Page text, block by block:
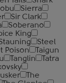
Sierra
Sir Clark
Soberano
King
Steel
Poison
Taigun
Tanglin
Tatra
The